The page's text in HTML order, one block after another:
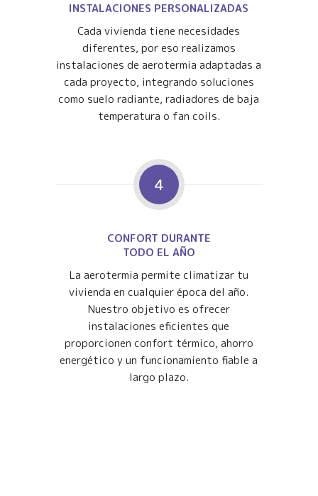
INSTALACIONES PERSONALIZADAS
Cada vivienda tiene necesidades
diferentes, por eso realizamos
instalaciones de aerotermia adaptadas a
cada proyecto, integrando soluciones
como suelo radiante, radiadores de baja
temperatura o fan coils.
4
CONFORT DURANTE
TODO EL AÑO
La aerotermia permite climatizar tu
vivienda en cualquier época del año.
Nuestro objetivo es ofrecer
instalaciones eficientes que
proporcionen confort térmico, ahorro
energético y un funcionamiento fiable a
largo plazo.